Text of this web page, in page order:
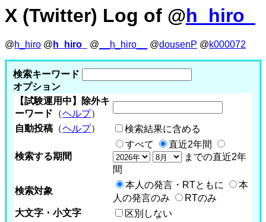
X (Twitter) Log of @h_hiro_
@h_hiro @ h_hiro_ @ __h_hiro__ @dousenP @k000072
検索キーワード
オプション
【試験運用中】除外キ
ーワード （ヘルプ）
自動投稿 （ヘルプ） 検索結果に含める
検索する期間
すべて
直近2年間
までの直近2年
間
検索対象
本人の発言・RTともに
本
人の発言のみ
RTのみ
大文字・小文字
区別しない